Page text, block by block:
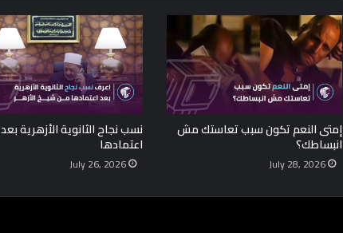
إمتى النعم تكون سبب تعاستك مش
انبساطك؟
July 28, 2026
نسب نجاح الثانوية الأزهرية بعد
اعتمادها
July 26, 2026